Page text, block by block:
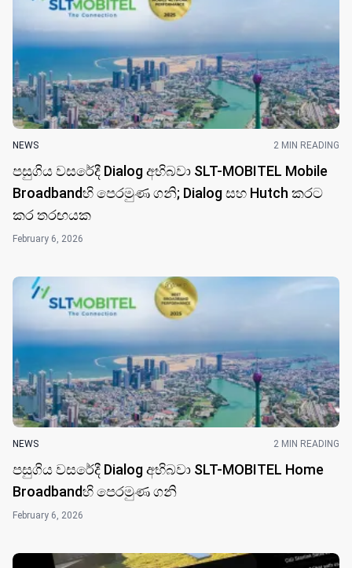
NEWS 2 MIN READING
පසුගිය වසරේදී Dialog අභිබවා SLT-MOBITEL Mobile
Broadbandහි පෙරමුණ ගනි; Dialog සහ Hutch කරට
කර තරඟයක
February 6, 2026
NEWS 2 MIN READING
පසුගිය වසරේදී Dialog අභිබවා SLT-MOBITEL Home
Broadbandහි පෙරමුණ ගනි
February 6, 2026